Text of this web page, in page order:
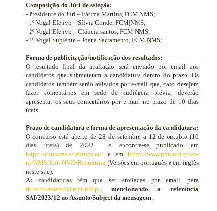
Composição do Júri de seleção:
- Presidente do Júri – Fátima Martins, FCM|NMS;
- 1º Vogal Efetivo – Sílvia Conde, FCM|NMS;
- 2º Vogal Efetivo – Cláudia santos, FCM|NMS;
- 1º Vogal Suplente – Joana Sacramento, FCM|NMS;
Forma de publicitação/notificação dos resultados:
O resultado final da avaliação será enviado por email aos
candidatos que submeteram a candidatura dentro do prazo. Os
candidatos também serão avisados ​​por e-mail que, caso desejem
fazer comentários em sede de audiência prévia, deverão
apresentar os seus comentários por e-mail no prazo de 10 dias
úteis.
Prazo de candidatura e forma de apresentação da candidatura:
O concurso está aberto de 28 de setembro a 12 de outubro (10
dias úteis)de 2023
e encontra-se publicado em
https://euraxess.ec.europa.eu/ e em https://www.nms.unl.pt/en-
us/NMS/Join-NMS/Recruiting (Versões em português e em inglês
neste site).
As candidaturas têm que ser enviadas por email, para
rh.recrutamento@nms.unl.pt, mencionando a referência
SAI/2023/12 no Assunto/Subject da mensagem.